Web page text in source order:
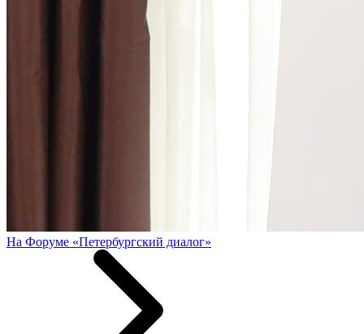
На Форуме «Петербургский диалог»